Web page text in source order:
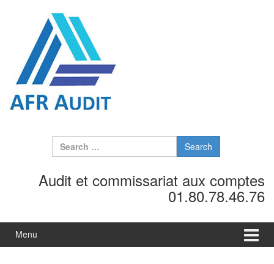
Audit et commissariat aux comptes
01.80.78.46.76
Menu